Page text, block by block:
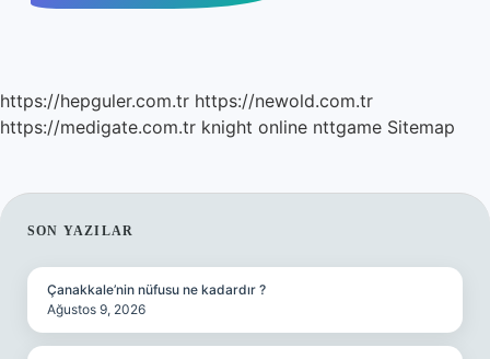
https://hepguler.com.tr https://newold.com.tr
https://medigate.com.tr knight online nttgame Sitemap
SIDEBAR
SON YAZILAR
Çanakkale’nin nüfusu ne kadardır ?
Ağustos 9, 2026